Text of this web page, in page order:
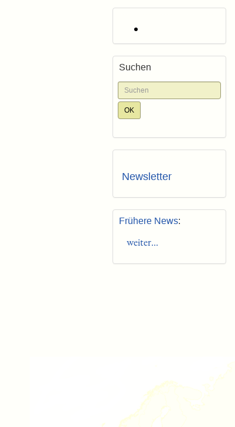
Suchen
Newsletter
Frühere News:
weiter...